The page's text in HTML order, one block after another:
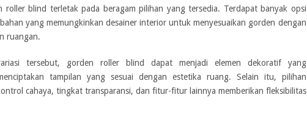
roller blind terletak pada beragam pilihan yang tersedia. Terdapat banyak opsi
yang memungkinkan desainer interior untuk menyesuaikan gorden dengan
ruangan.
tersebut, gorden roller blind dapat menjadi elemen dekoratif yang
tampilan yang sesuai dengan estetika ruang. Selain itu, pilihan
cahaya, tingkat transparansi, dan fitur-fitur lainnya memberikan fleksibilitas